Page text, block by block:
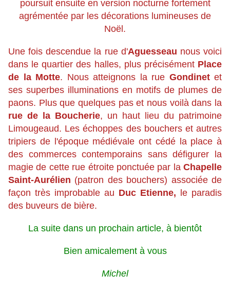
poursuit ensuite en version nocturne fortement
agrémentée par les décorations lumineuses de
Noël.
Une fois descendue la rue d'Aguesseau nous voici
dans le quartier des halles, plus précisément Place
de la Motte. Nous atteignons la rue Gondinetet
ses superbes illuminations en motifs de plumes de
paons. Plus que quelques pas et nous voilà dans la
rue de la Boucherie, un haut lieu du patrimoine
Limougeaud. Les échoppes des bouchers et autres
tripiers de l'époque médiévale ont cédé la place à
des commerces contemporains sans défigurer la
magie de cette rue étroite ponctuée par la Chapelle
Saint-Aurélien (patron des bouchers) associée de
façon très improbable au Duc Etienne,
le paradis
des buveurs de bière.
La suite dans un prochain article, à bientôt
Bien amicalement à vous
Michel